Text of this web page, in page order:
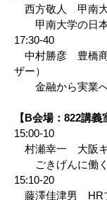
西方敬人 甲南大
甲南大学の日本
17:30-40
中村勝彦 豊橋商
ザー）
金融から実業へ
【B会場：822講義
15:00-10
村瀬幸一 大阪キ
ごきげんに働く
15:10-20
藤澤佳津男 HR